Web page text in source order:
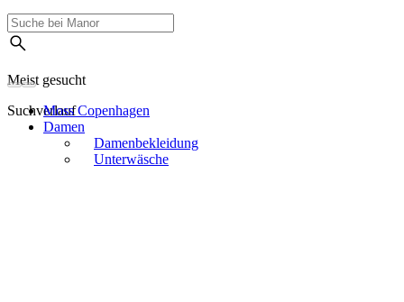
Meist gesucht
SuchverlaufMoss Copenhagen
Damen
Damenbekleidung
Unterwäsche